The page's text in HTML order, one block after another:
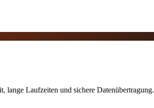
lange Laufzeiten und sichere Datenübertragung.